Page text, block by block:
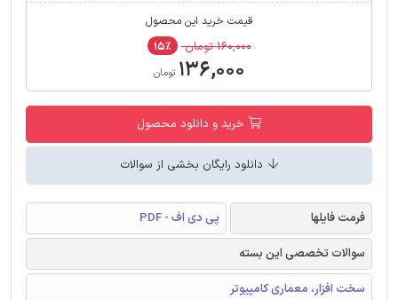
قیمت خرید این محصول
۱۶۰,۰۰۰ تومان ۱۵٪
۱۳۶,۰۰۰ تومان
خرید و دانلود محصول
دانلود رایگان بخشی از سوالات
فرمت فایلها
پی دی اف - PDF
سوالات تخصصی این بسته
سخت افزار، معماری کامپیوتر